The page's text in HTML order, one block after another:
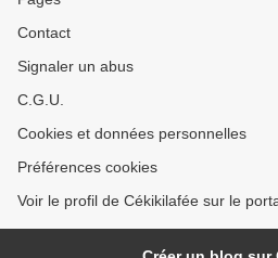
Contact
Signaler un abus
C.G.U.
Cookies et données personnelles
Préférences cookies
Voir le profil de Cékikilafée sur le